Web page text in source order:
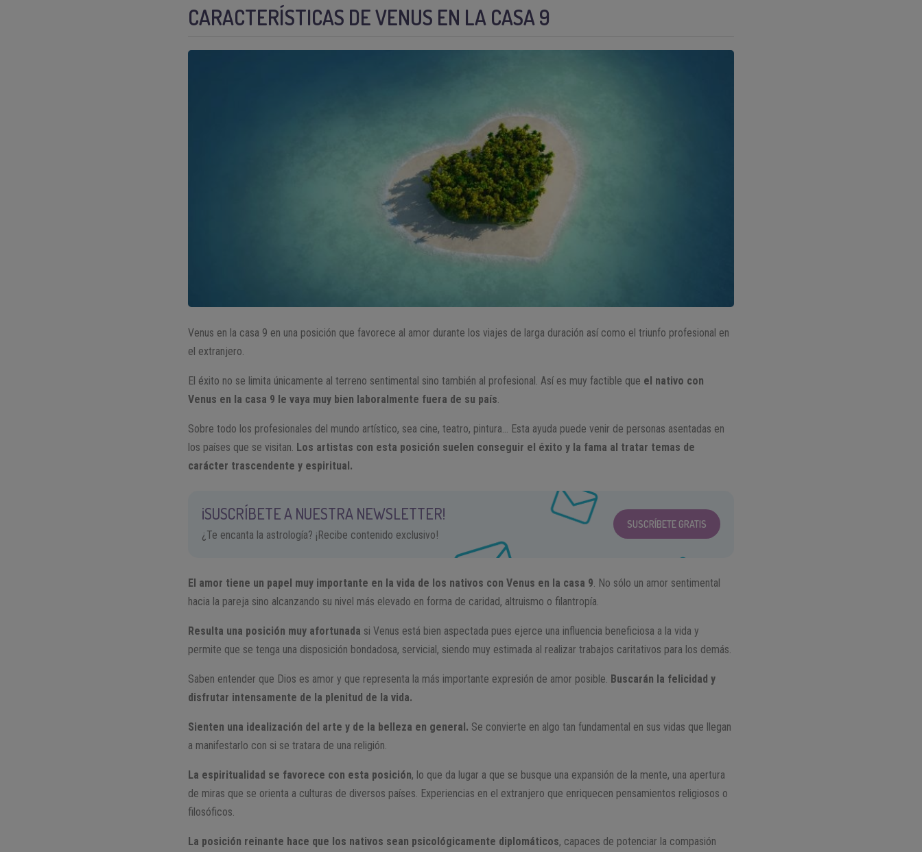
CARACTERÍSTICAS DE VENUS EN LA CASA 9
Venus en la casa 9 en una posición que favorece al amor durante los viajes de larga duración así como el triunfo profesional en
el extranjero.
El éxito no se limita únicamente al terreno sentimental sino también al profesional. Así es muy factible que el nativo con
Venus en la casa 9 le vaya muy bien laboralmente fuera de su país.
Sobre todo los profesionales del mundo artístico, sea cine, teatro, pintura… Esta ayuda puede venir de personas asentadas en
los países que se visitan. Los artistas con esta posición suelen conseguir el éxito y la fama al tratar temas de
carácter trascendente y espiritual.
¡SUSCRÍBETE A NUESTRA NEWSLETTER!
¿Te encanta la astrología? ¡Recibe contenido exclusivo!
SUSCRÍBETE GRATIS
El amor tiene un papel muy importante en la vida de los nativos con Venus en la casa 9. No sólo un amor sentimental
hacia la pareja sino alcanzando su nivel más elevado en forma de caridad, altruismo o filantropía.
Resulta una posición muy afortunada si Venus está bien aspectada pues ejerce una influencia beneficiosa a la vida y
permite que se tenga una disposición bondadosa, servicial, siendo muy estimada al realizar trabajos caritativos para los demás.
Saben entender que Dios es amor y que representa la más importante expresión de amor posible. Buscarán la felicidad y
disfrutar intensamente de la plenitud de la vida.
Sienten una idealización del arte y de la belleza en general. Se convierte en algo tan fundamental en sus vidas que llegan
a manifestarlo con si se tratara de una religión.
La espiritualidad se favorece con esta posición, lo que da lugar a que se busque una expansión de la mente, una apertura
de miras que se orienta a culturas de diversos países. Experiencias en el extranjero que enriquecen pensamientos religiosos o
filosóficos.
La posición reinante hace que los nativos sean psicológicamente diplomáticos, capaces de potenciar la compasión